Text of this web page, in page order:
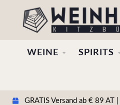
WEINE SPIRITS
GRATIS Versand ab € 89 AT